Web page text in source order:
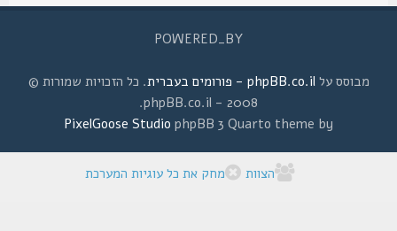
POWERED_BY
מבוסס עלphpBB.co.il - פורומים בעברית
. כל הזכויות שמורות ©
2008 - phpBB.co.il.
phpBB 3 Quarto theme by
PixelGoose Studio
הצוות מחק את כל עוגיות המערכת